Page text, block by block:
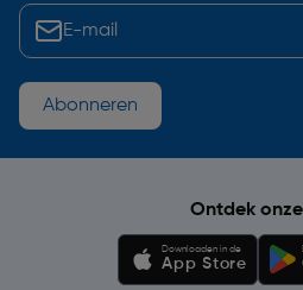
Abonneren
Ontdek
Downloaden in de
App Store